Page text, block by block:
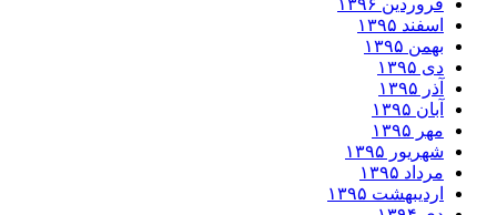
فروردین ۱۳۹۶
اسفند ۱۳۹۵
بهمن ۱۳۹۵
دی ۱۳۹۵
آذر ۱۳۹۵
آبان ۱۳۹۵
مهر ۱۳۹۵
شهریور ۱۳۹۵
مرداد ۱۳۹۵
اردیبهشت ۱۳۹۵